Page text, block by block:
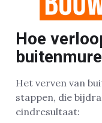
Hoe
Het verven van
stappen, die
eindresultaat: